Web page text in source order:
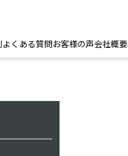
よくある質問お客様の声会社概要